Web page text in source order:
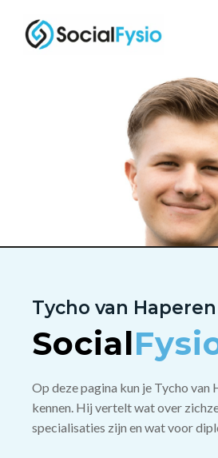
Tycho van Haperen
Social
Op deze pagina kun je Tycho van
kennen. Hij vertelt wat over
specialisaties zijn en wat voor